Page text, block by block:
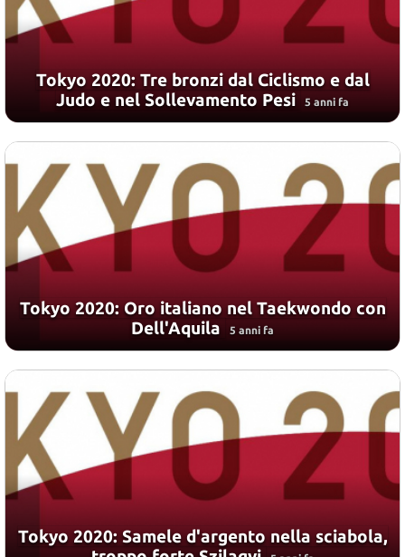
Tokyo 2020: Tre bronzi dal Ciclismo e dal
Judo e nel Sollevamento Pesi
5 anni fa
Tokyo 2020: Oro italiano nel Taekwondo con
Dell'Aquila
5 anni fa
Tokyo 2020: Samele d'argento nella sciabola,